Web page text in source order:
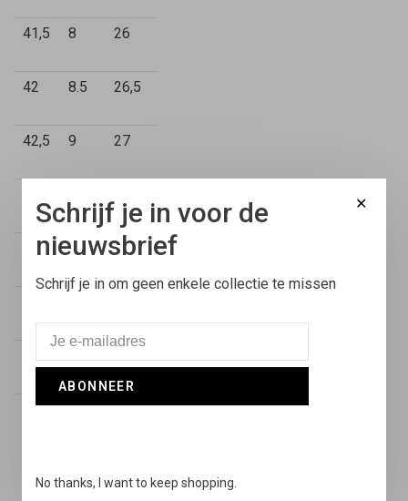
41,5 8 26
42 8.5 26,5
42,5 9 27
10 28
45 11 28,5
46 11,5 29
✕
Schrijf je in voor de
nieuwsbrief
Schrijf je in om geen enkele collectie te missen
ABONNEER
No thanks, I want to keep shopping.